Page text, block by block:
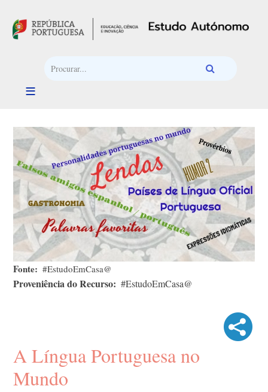
Fonte #EstudoEmCasa@
Proveniência do Recurso #EstudoEmCasa@
A Língua Portuguesa no
Mundo